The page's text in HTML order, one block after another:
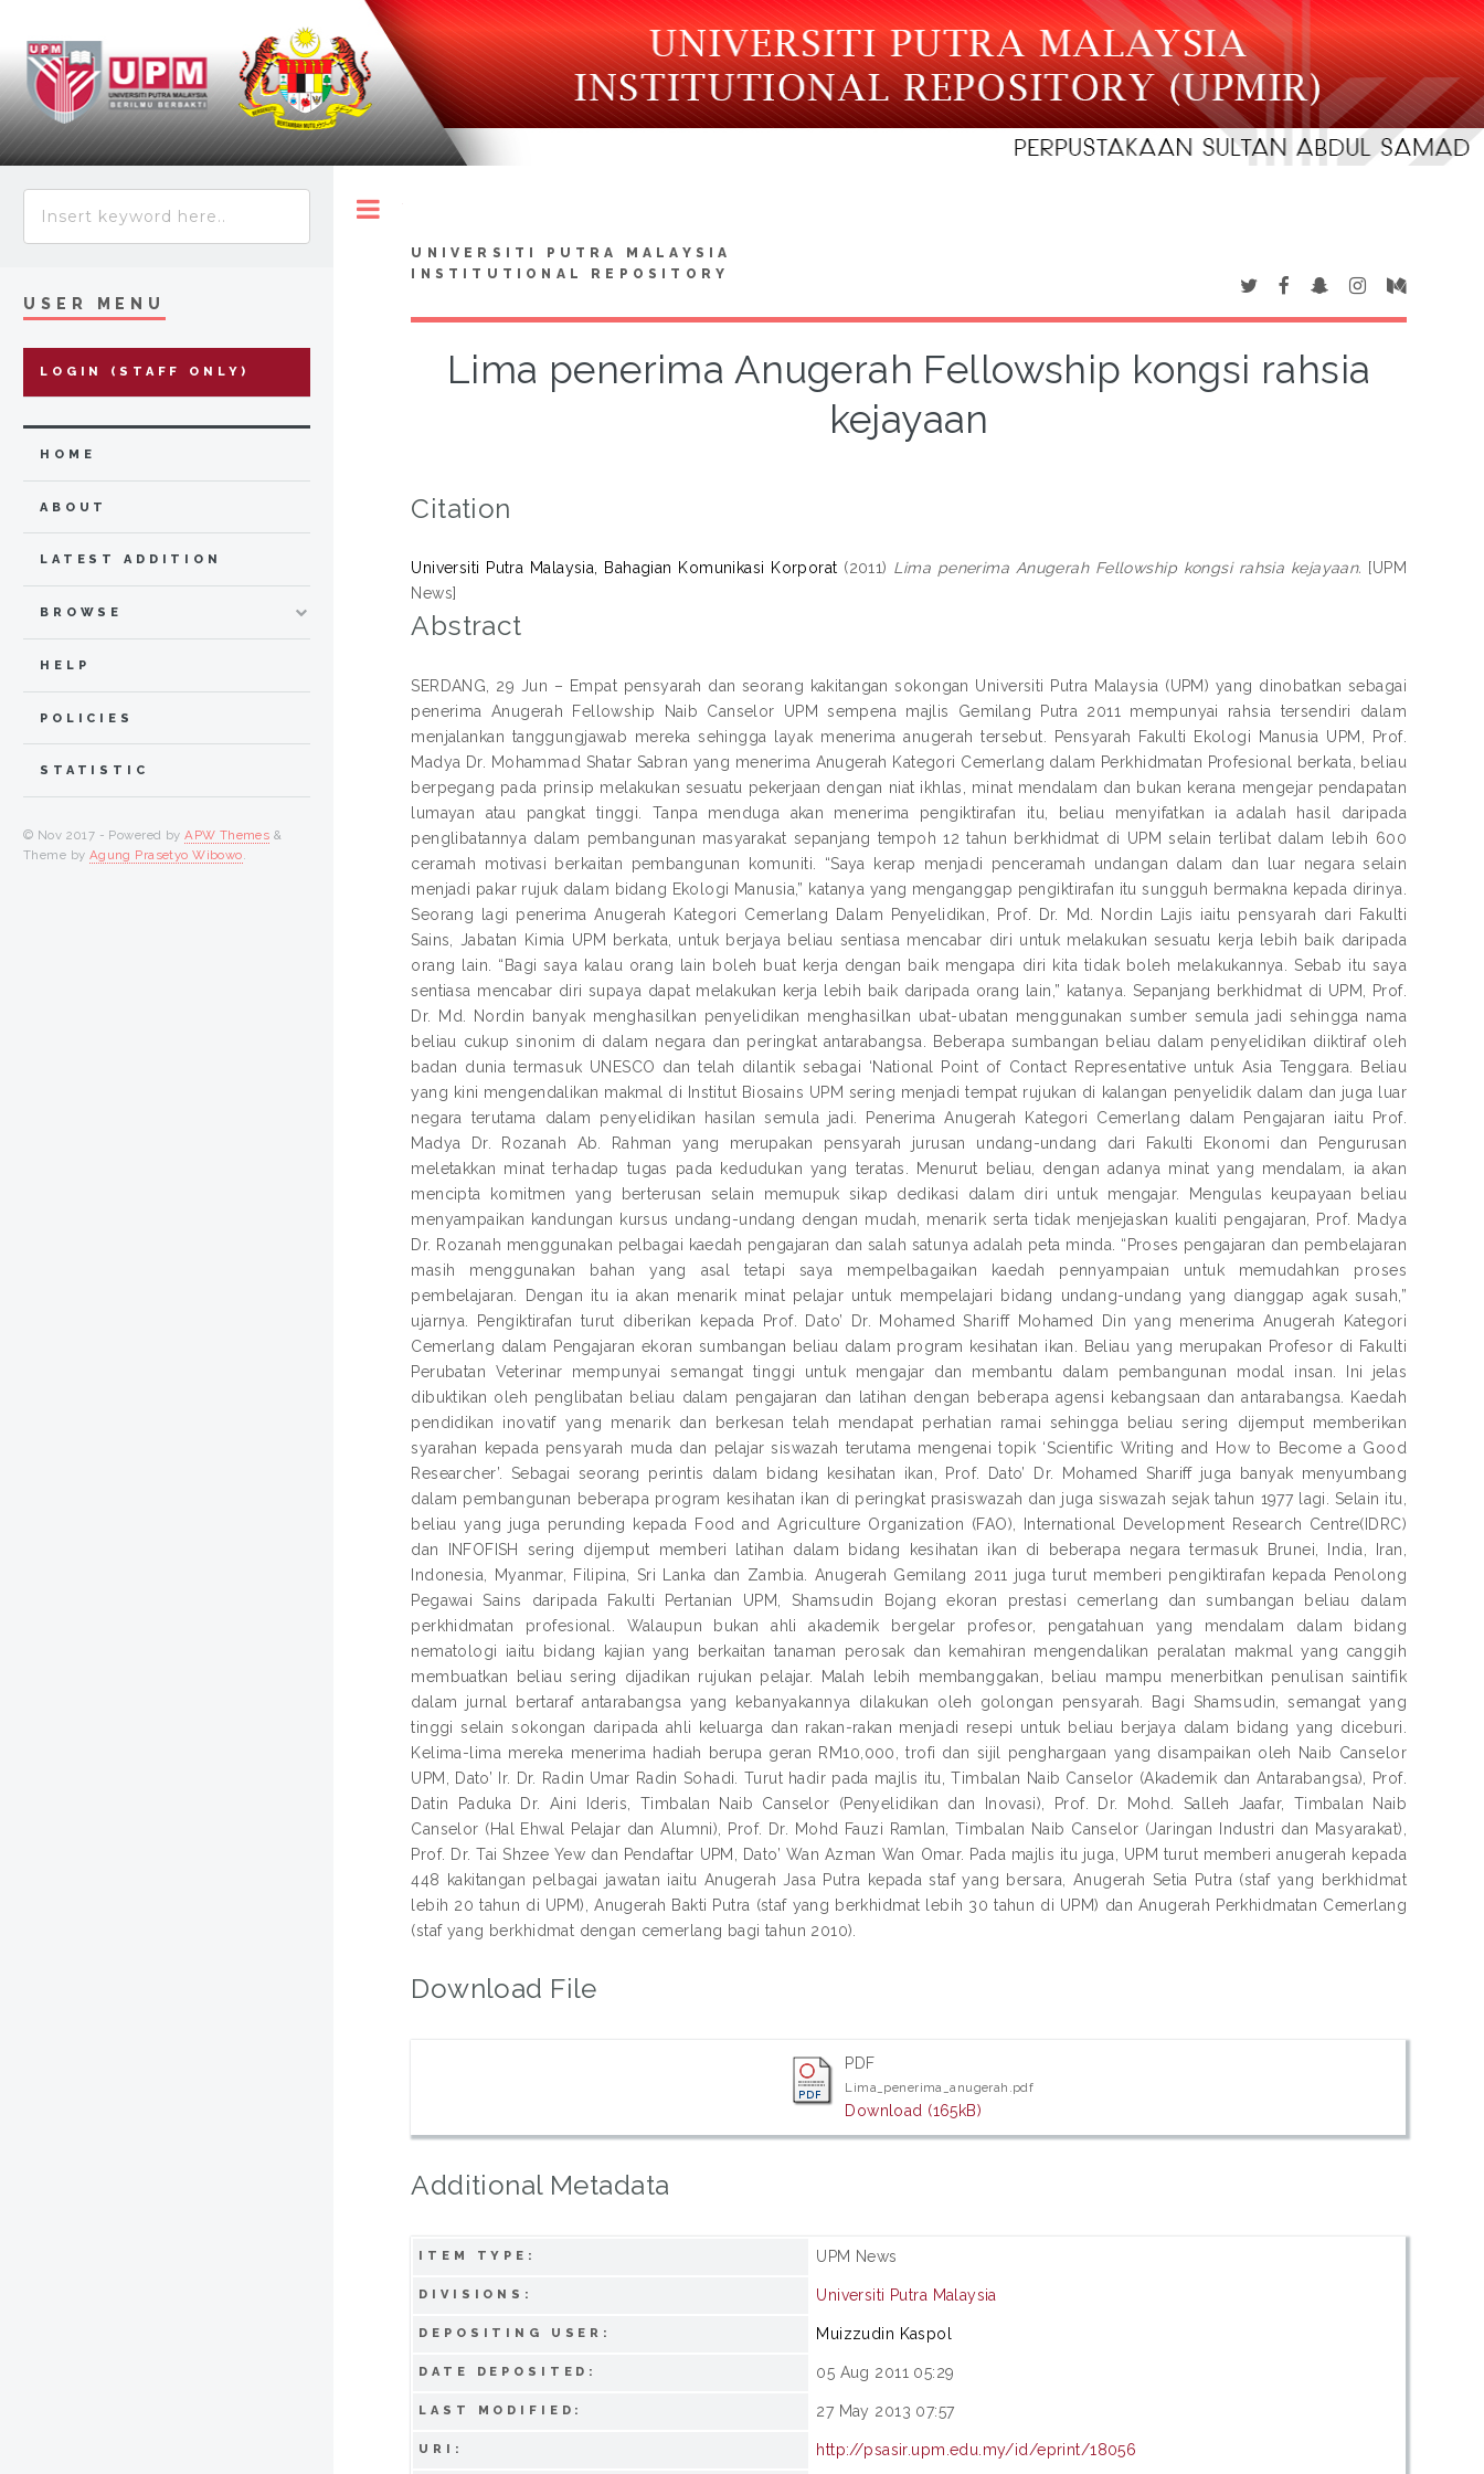
UNIVERSITI PUTRA MALAYSIA
INSTITUTIONAL REPOSITORY
Lima penerima Anugerah Fellowship kongsi rahsia
kejayaan
Citation
Universiti Putra Malaysia, Bahagian Komunikasi Korporat (2011) Lima penerima Anugerah Fellowship kongsi rahsia kejayaan. [UPM
News]
Abstract
SERDANG, 29 Jun – Empat pensyarah dan seorang kakitangan sokongan Universiti Putra Malaysia (UPM) yang dinobatkan sebagai
penerima Anugerah Fellowship Naib Canselor UPM sempena majlis Gemilang Putra 2011 mempunyai rahsia tersendiri dalam
menjalankan tanggungjawab mereka sehingga layak menerima anugerah tersebut. Pensyarah Fakulti Ekologi Manusia UPM, Prof.
Madya Dr. Mohammad Shatar Sabran yang menerima Anugerah Kategori Cemerlang dalam Perkhidmatan Profesional berkata, beliau
berpegang pada prinsip melakukan sesuatu pekerjaan dengan niat ikhlas, minat mendalam dan bukan kerana mengejar pendapatan
lumayan atau pangkat tinggi. Tanpa menduga akan menerima pengiktirafan itu, beliau menyifatkan ia adalah hasil daripada
penglibatannya dalam pembangunan masyarakat sepanjang tempoh 12 tahun berkhidmat di UPM selain terlibat dalam lebih 600
ceramah motivasi berkaitan pembangunan komuniti. “Saya kerap menjadi penceramah undangan dalam dan luar negara selain
menjadi pakar rujuk dalam bidang Ekologi Manusia,” katanya yang menganggap pengiktirafan itu sungguh bermakna kepada dirinya.
Seorang lagi penerima Anugerah Kategori Cemerlang Dalam Penyelidikan, Prof. Dr. Md. Nordin Lajis iaitu pensyarah dari Fakulti
Sains, Jabatan Kimia UPM berkata, untuk berjaya beliau sentiasa mencabar diri untuk melakukan sesuatu kerja lebih baik daripada
orang lain. “Bagi saya kalau orang lain boleh buat kerja dengan baik mengapa diri kita tidak boleh melakukannya. Sebab itu saya
sentiasa mencabar diri supaya dapat melakukan kerja lebih baik daripada orang lain,” katanya. Sepanjang berkhidmat di UPM, Prof.
Dr. Md. Nordin banyak menghasilkan penyelidikan menghasilkan ubat-ubatan menggunakan sumber semula jadi sehingga nama
beliau cukup sinonim di dalam negara dan peringkat antarabangsa. Beberapa sumbangan beliau dalam penyelidikan diiktiraf oleh
badan dunia termasuk UNESCO dan telah dilantik sebagai ‘National Point of Contact Representative untuk Asia Tenggara. Beliau
yang kini mengendalikan makmal di Institut Biosains UPM sering menjadi tempat rujukan di kalangan penyelidik dalam dan juga luar
negara terutama dalam penyelidikan hasilan semula jadi. Penerima Anugerah Kategori Cemerlang dalam Pengajaran iaitu Prof.
Madya Dr. Rozanah Ab. Rahman yang merupakan pensyarah jurusan undang-undang dari Fakulti Ekonomi dan Pengurusan
meletakkan minat terhadap tugas pada kedudukan yang teratas. Menurut beliau, dengan adanya minat yang mendalam, ia akan
mencipta komitmen yang berterusan selain memupuk sikap dedikasi dalam diri untuk mengajar. Mengulas keupayaan beliau
menyampaikan kandungan kursus undang-undang dengan mudah, menarik serta tidak menjejaskan kualiti pengajaran, Prof. Madya
Dr. Rozanah menggunakan pelbagai kaedah pengajaran dan salah satunya adalah peta minda. “Proses pengajaran dan pembelajaran
masih menggunakan bahan yang asal tetapi saya mempelbagaikan kaedah pennyampaian untuk memudahkan proses
pembelajaran. Dengan itu ia akan menarik minat pelajar untuk mempelajari bidang undang-undang yang dianggap agak susah,”
ujarnya. Pengiktirafan turut diberikan kepada Prof. Dato’ Dr. Mohamed Shariff Mohamed Din yang menerima Anugerah Kategori
Cemerlang dalam Pengajaran ekoran sumbangan beliau dalam program kesihatan ikan. Beliau yang merupakan Profesor di Fakulti
Perubatan Veterinar mempunyai semangat tinggi untuk mengajar dan membantu dalam pembangunan modal insan. Ini jelas
dibuktikan oleh penglibatan beliau dalam pengajaran dan latihan dengan beberapa agensi kebangsaan dan antarabangsa. Kaedah
pendidikan inovatif yang menarik dan berkesan telah mendapat perhatian ramai sehingga beliau sering dijemput memberikan
syarahan kepada pensyarah muda dan pelajar siswazah terutama mengenai topik ‘Scientific Writing and How to Become a Good
Researcher’. Sebagai seorang perintis dalam bidang kesihatan ikan, Prof. Dato’ Dr. Mohamed Shariff juga banyak menyumbang
dalam pembangunan beberapa program kesihatan ikan di peringkat prasiswazah dan juga siswazah sejak tahun 1977 lagi. Selain itu,
beliau yang juga perunding kepada Food and Agriculture Organization (FAO), International Development Research Centre(IDRC)
dan INFOFISH sering dijemput memberi latihan dalam bidang kesihatan ikan di beberapa negara termasuk Brunei, India, Iran,
Indonesia, Myanmar, Filipina, Sri Lanka dan Zambia. Anugerah Gemilang 2011 juga turut memberi pengiktirafan kepada Penolong
Pegawai Sains daripada Fakulti Pertanian UPM, Shamsudin Bojang ekoran prestasi cemerlang dan sumbangan beliau dalam
perkhidmatan profesional. Walaupun bukan ahli akademik bergelar profesor, pengatahuan yang mendalam dalam bidang
nematologi iaitu bidang kajian yang berkaitan tanaman perosak dan kemahiran mengendalikan peralatan makmal yang canggih
membuatkan beliau sering dijadikan rujukan pelajar. Malah lebih membanggakan, beliau mampu menerbitkan penulisan saintifik
dalam jurnal bertaraf antarabangsa yang kebanyakannya dilakukan oleh golongan pensyarah. Bagi Shamsudin, semangat yang
tinggi selain sokongan daripada ahli keluarga dan rakan-rakan menjadi resepi untuk beliau berjaya dalam bidang yang diceburi.
Kelima-lima mereka menerima hadiah berupa geran RM10,000, trofi dan sijil penghargaan yang disampaikan oleh Naib Canselor
UPM, Dato’ Ir. Dr. Radin Umar Radin Sohadi. Turut hadir pada majlis itu, Timbalan Naib Canselor (Akademik dan Antarabangsa), Prof.
Datin Paduka Dr. Aini Ideris, Timbalan Naib Canselor (Penyelidikan dan Inovasi), Prof. Dr. Mohd. Salleh Jaafar, Timbalan Naib
Canselor (Hal Ehwal Pelajar dan Alumni), Prof. Dr. Mohd Fauzi Ramlan, Timbalan Naib Canselor (Jaringan Industri dan Masyarakat),
Prof. Dr. Tai Shzee Yew dan Pendaftar UPM, Dato’ Wan Azman Wan Omar. Pada majlis itu juga, UPM turut memberi anugerah kepada
448 kakitangan pelbagai jawatan iaitu Anugerah Jasa Putra kepada staf yang bersara, Anugerah Setia Putra (staf yang berkhidmat
lebih 20 tahun di UPM), Anugerah Bakti Putra (staf yang berkhidmat lebih 30 tahun di UPM) dan Anugerah Perkhidmatan Cemerlang
(staf yang berkhidmat dengan cemerlang bagi tahun 2010).
Download File
PDF
Lima_penerima_anugerah.pdf
Download (165kB)
Additional Metadata
ITEM TYPE: UPM News
DIVISIONS: Universiti Putra Malaysia
DEPOSITING USER: Muizzudin Kaspol
DATE DEPOSITED: 05 Aug 2011 05:29
LAST MODIFIED: 27 May 2013 07:57
URI: http://psasir.upm.edu.my/id/eprint/18056
USER MENU
LOGIN (STAFF ONLY)
HOME
ABOUT
LATEST ADDITION
BROWSE
HELP
POLICIES
STATISTIC
© Nov 2017 - Powered byAPW Themes &
Theme by Agung Prasetyo Wibowo.